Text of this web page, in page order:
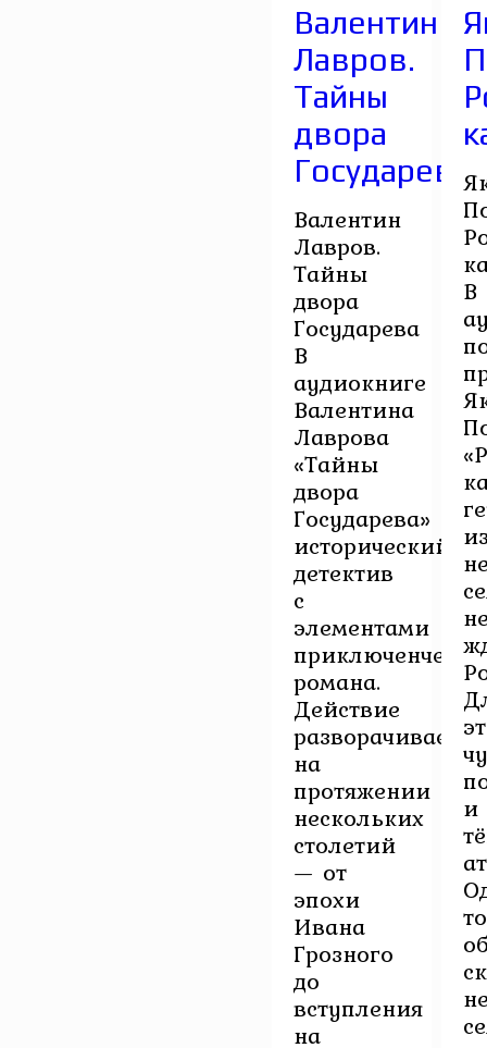
Валентин
Лавров.
Тайны
двора
Государева
Валентин
Лавров.
Тайны
двора
Государева
В
аудиокниге
Валентина
Лаврова
«Тайны
двора
Государева»
исторический
детектив
с
элементами
романа.
Действие
разворачивается
на
протяжении
нескольких
столетий
— от
эпохи
Ивана
Грозного
до
вступления
на
В
и